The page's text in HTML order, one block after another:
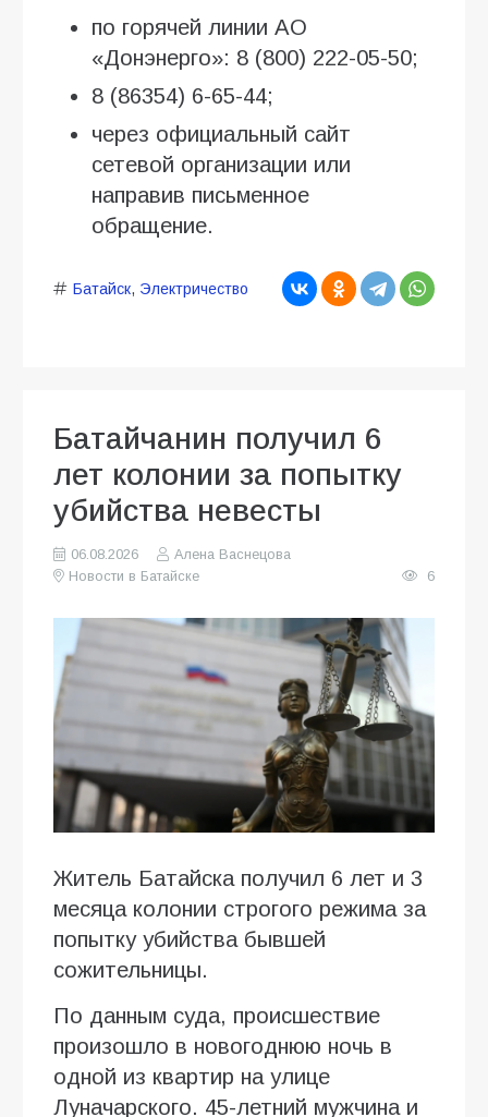
по горячей линии АО
«Донэнерго»: 8 (800) 222-05-50;
8 (86354) 6-65-44;
через официальный сайт
сетевой организации или
направив письменное
обращение.
Батайск, Электричество
Батайчанин получил 6
лет колонии за попытку
убийства невесты
06.08.2026
Алена Васнецова
Новости в Батайске
6
Житель Батайска получил 6 лет и 3
месяца колонии строгого режима за
попытку убийства бывшей
сожительницы.
По данным суда, происшествие
произошло в новогоднюю ночь в
одной из квартир на улице
Луначарского. 45-летний мужчина и